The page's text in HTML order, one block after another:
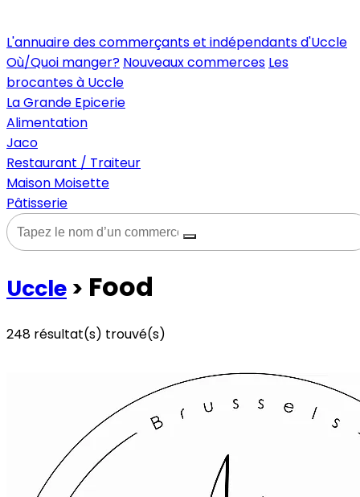
L'annuaire des commerçants et indépendants d'Uccle
Où/Quoi manger? Nouveaux commerces Les
brocantes à Uccle
La Grande Epicerie
Alimentation
Jaco
Restaurant / Traiteur
Maison Moisette
Pâtisserie
Uccle > Food
248 résultat(s) trouvé(s)